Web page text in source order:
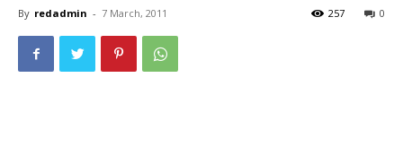
By redadmin - 7 March, 2011 0
257